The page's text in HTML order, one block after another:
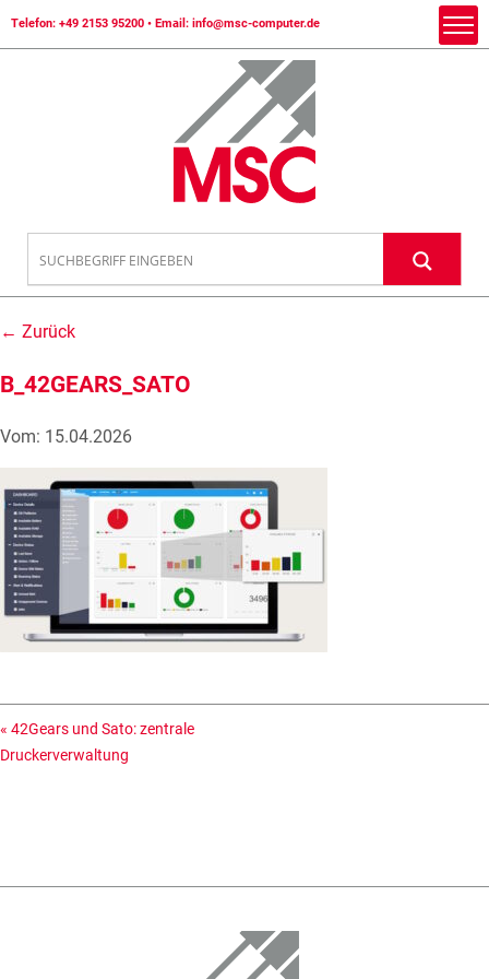
Telefon: +49 2153 95200 • Email: info@msc-computer.de
← Zurück
B_42GEARS_SATO
Vom: 15.04.2026
« 42Gears und Sato: zentrale
Druckerverwaltung